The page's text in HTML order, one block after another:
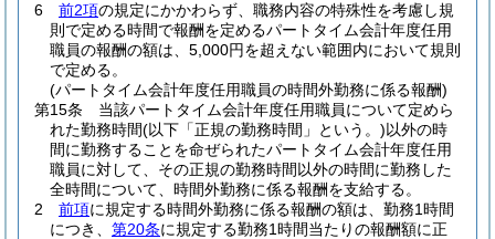
6
前2項の規定にかかわらず、職務内容の特殊性を考慮し規
則で定める時間で報酬を定めるパートタイム会計年度任用
職員の報酬の額は、5,000円を超えない範囲内において規則
で定める。
(パートタイム会計年度任用職員の時間外勤務に係る報酬)
第15条
当該パートタイム会計年度任用職員について定めら
れた勤務時間(以下「正規の勤務時間」という。)以外の時
間に勤務することを命ぜられたパートタイム会計年度任用
職員に対して、その正規の勤務時間以外の時間に勤務した
全時間について、時間外勤務に係る報酬を支給する。
2
前項に規定する時間外勤務に係る報酬の額は、勤務1時間
につき、 第20条に規定する勤務1時間当たりの報酬額に正